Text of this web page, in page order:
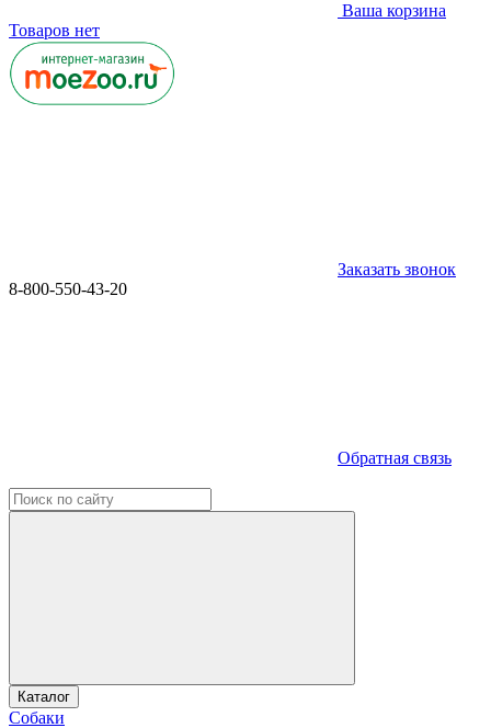
Ваша корзина
Товаров нет
Заказать звонок
8-800-550-43-20
Обратная связь
Каталог
Собаки